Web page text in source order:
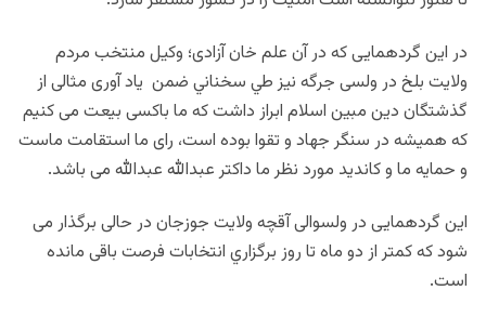
در این گردهمایی كه در آن علم خان آزادی؛ وکیل منتخب مردم
ولایت بلخ در ولسی جرگه نیز طي سخناني ضمن یاد آوری مثالی از
گذشتگان دین مبین اسلام ابراز داشت که ما باکسی بیعت می کنیم
که همیشه در سنگر جهاد و تقوا بوده است، رای ما استقامت ماست
و حمایه ما و کاندید مورد نظر ما داکتر عبدالله عبدالله می باشد.
این گردهمایی در ولسوالی آقچه ولایت جوزجان در حالی برگذار می
شود که کمتر از دو ماه تا روز برگزاري انتخابات فرصت باقی مانده
است.